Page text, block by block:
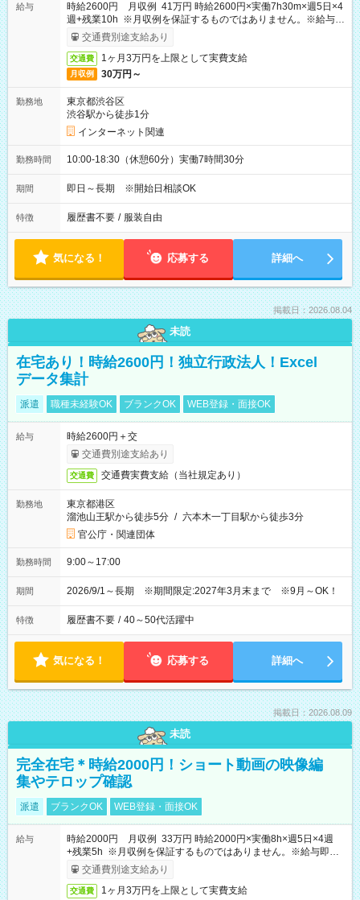
給与
時給2600円 月収例 41万円 時給2600円×実働7h30m×週5日×4
週+残業10h ※月収例を保証するものではありません。※給与即
受取りサービス利用可（利用条件有）
交通費別途支給あり
交通費 1ヶ月3万円を上限として実費支給
月収例 30万円～
勤務地
東京都渋谷区
渋谷駅から徒歩1分
インターネット関連
勤務時間 10:00-18:30（休憩60分）実働7時間30分
期間 即日～長期 ※開始日相談OK
特徴 履歴書不要 / 服装自由
気になる！ 応募する 詳細へ
掲載日：2026.08.04
未読
在宅あり！時給2600円！独立行政法人！Excel
データ集計
派遣 職種未経験OK ブランクOK WEB登録・面接OK
給与
時給2600円＋交
交通費別途支給あり
交通費 交通費実費支給（当社規定あり）
勤務地
東京都港区
溜池山王駅から徒歩5分 / 六本木一丁目駅から徒歩3分
官公庁・関連団体
勤務時間 9:00～17:00
期間 2026/9/1～長期 ※期間限定:2027年3月末まで ※9月～OK！
特徴 履歴書不要 / 40～50代活躍中
気になる！ 応募する 詳細へ
掲載日：2026.08.09
未読
完全在宅＊時給2000円！ショート動画の映像編
集やテロップ確認
派遣 ブランクOK WEB登録・面接OK
給与
時給2000円 月収例 33万円 時給2000円×実働8h×週5日×4週
+残業5h ※月収例を保証するものではありません。※給与即受
取りサービス利用可（利用条件有）
交通費別途支給あり
交通費 1ヶ月3万円を上限として実費支給